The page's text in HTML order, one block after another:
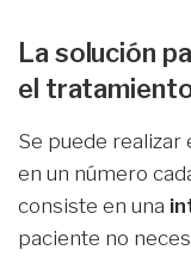
La solución
el
Se puede realizar
en un número
consiste en una
paciente no